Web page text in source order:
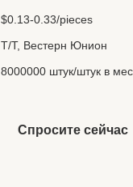
$0.13-0.33/pieces
Т/Т, Вестерн Юнион
8000000 штук/штук в
Спросите сейчас